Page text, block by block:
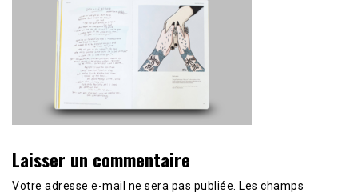
Laisser un commentaire
Votre adresse e-mail ne sera pas publiée.
Les champs